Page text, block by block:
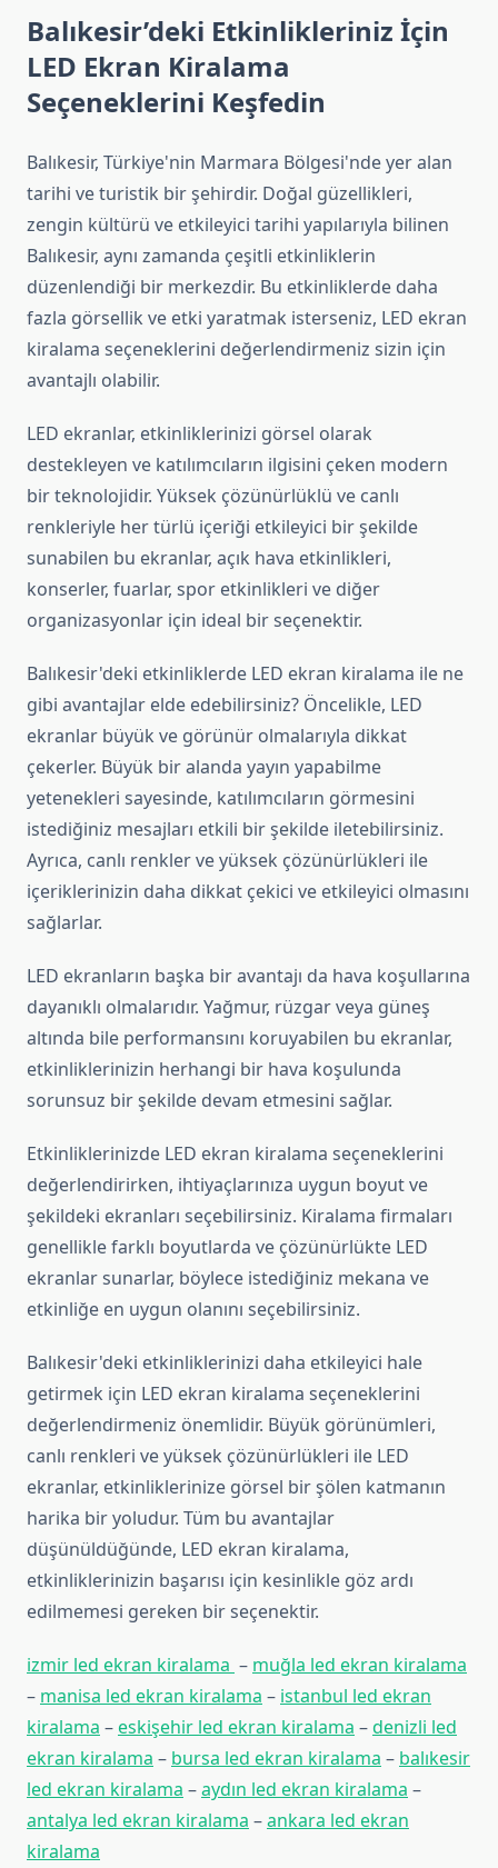
Balıkesir’deki Etkinlikleriniz İçin
LED Ekran Kiralama
Seçeneklerini Keşfedin
Balıkesir, Türkiye'nin Marmara Bölgesi'nde yer alan
tarihi ve turistik bir şehirdir. Doğal güzellikleri,
zengin kültürü ve etkileyici tarihi yapılarıyla bilinen
Balıkesir, aynı zamanda çeşitli etkinliklerin
düzenlendiği bir merkezdir. Bu etkinliklerde daha
fazla görsellik ve etki yaratmak isterseniz, LED ekran
kiralama seçeneklerini değerlendirmeniz sizin için
avantajlı olabilir.
LED ekranlar, etkinliklerinizi görsel olarak
destekleyen ve katılımcıların ilgisini çeken modern
bir teknolojidir. Yüksek çözünürlüklü ve canlı
renkleriyle her türlü içeriği etkileyici bir şekilde
sunabilen bu ekranlar, açık hava etkinlikleri,
konserler, fuarlar, spor etkinlikleri ve diğer
organizasyonlar için ideal bir seçenektir.
Balıkesir'deki etkinliklerde LED ekran kiralama ile ne
gibi avantajlar elde edebilirsiniz? Öncelikle, LED
ekranlar büyük ve görünür olmalarıyla dikkat
çekerler. Büyük bir alanda yayın yapabilme
yetenekleri sayesinde, katılımcıların görmesini
istediğiniz mesajları etkili bir şekilde iletebilirsiniz.
Ayrıca, canlı renkler ve yüksek çözünürlükleri ile
içeriklerinizin daha dikkat çekici ve etkileyici olmasını
sağlarlar.
LED ekranların başka bir avantajı da hava koşullarına
dayanıklı olmalarıdır. Yağmur, rüzgar veya güneş
altında bile performansını koruyabilen bu ekranlar,
etkinliklerinizin herhangi bir hava koşulunda
sorunsuz bir şekilde devam etmesini sağlar.
Etkinliklerinizde LED ekran kiralama seçeneklerini
değerlendirirken, ihtiyaçlarınıza uygun boyut ve
şekildeki ekranları seçebilirsiniz. Kiralama firmaları
genellikle farklı boyutlarda ve çözünürlükte LED
ekranlar sunarlar, böylece istediğiniz mekana ve
etkinliğe en uygun olanını seçebilirsiniz.
Balıkesir'deki etkinliklerinizi daha etkileyici hale
getirmek için LED ekran kiralama seçeneklerini
değerlendirmeniz önemlidir. Büyük görünümleri,
canlı renkleri ve yüksek çözünürlükleri ile LED
ekranlar, etkinliklerinize görsel bir şölen katmanın
harika bir yoludur. Tüm bu avantajlar
düşünüldüğünde, LED ekran kiralama,
etkinliklerinizin başarısı için kesinlikle göz ardı
edilmemesi gereken bir seçenektir.
izmir led ekran kiralama – muğla led ekran kiralama
– manisa led ekran kiralama – istanbul led ekran
kiralama –eskişehir led ekran kiralama –denizli led
ekran kiralama – bursa led ekran kiralama – balıkesir
led ekran kiralama –aydın led ekran kiralama –
antalya led ekran kiralama –ankara led ekran
kiralama